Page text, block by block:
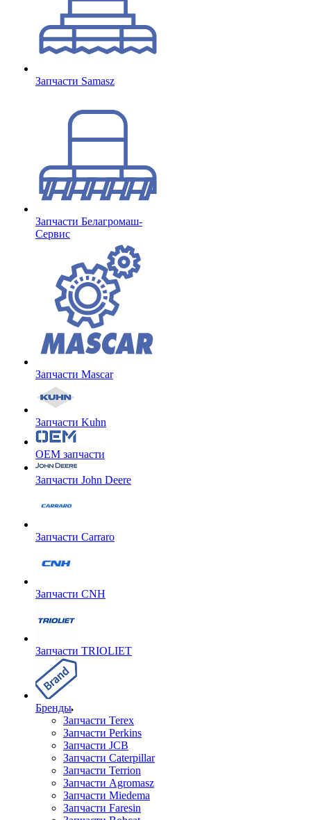
Запчасти Samasz
Запчасти Белагромаш-
Сервис
Запчасти Mascar
Запчасти Kuhn
OEM запчасти
Запчасти John Deere
Запчасти Carraro
Запчасти CNH
Запчасти TRIOLIET
Бренды
Запчасти Terex
Запчасти Perkins
Запчасти JCB
Запчасти Caterpillar
Запчасти Terrion
Запчасти Agromasz
Запчасти Miedema
Запчасти Faresin